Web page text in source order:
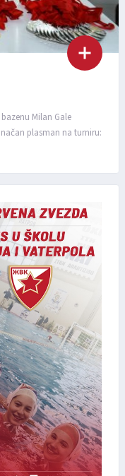
Milan Gale
plasman na turniru: